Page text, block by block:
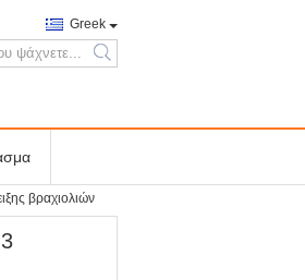
Greek
search
βραχιολιών